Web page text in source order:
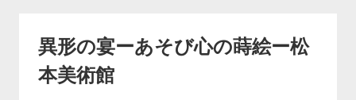
異形の宴ーあそび心の蒔絵ー松
本美術館